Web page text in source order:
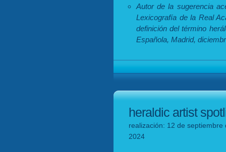
Autor de la sugerencia
Lexicografía de la Real
definición del término
Española, Madrid,
heraldic artist
realización: 12 de
2024